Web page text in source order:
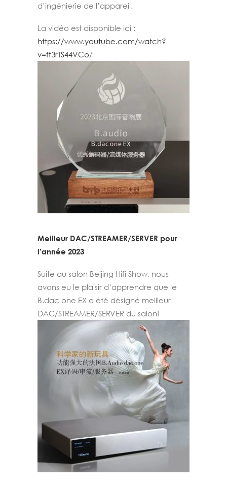
d’ingénierie de l’appareil.
La vidéo est disponible ici :
https://www.youtube.com/watch?
v=ff3rTS44VCo/
Meilleur DAC/STREAMER/SERVER pour
l’année 2023
Suite au salon Beijing Hifi Show, nous
avons eu le plaisir d’apprendre que le
B.dac one EX a été désigné meilleur
DAC/STREAMER/SERVER du salon!